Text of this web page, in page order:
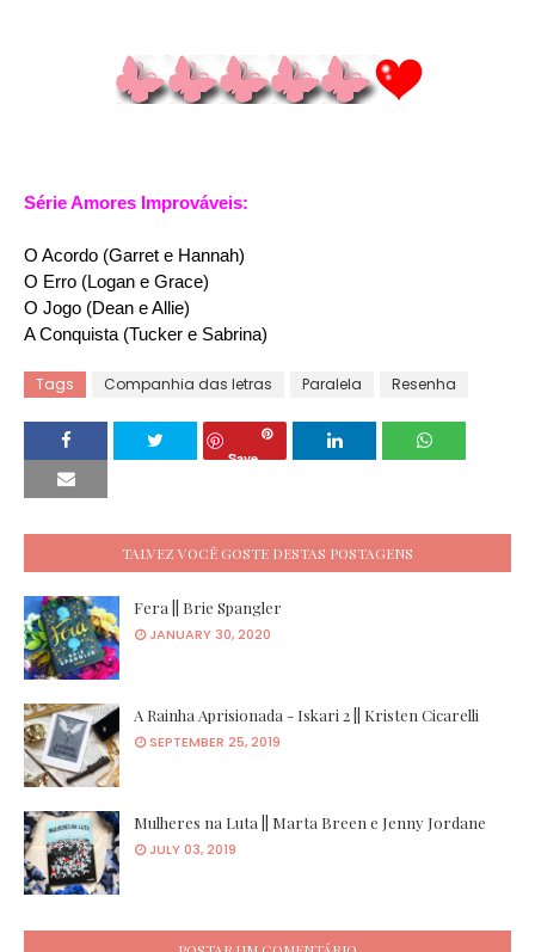
Série Amores Improváveis:
O Acordo (Garret e Hannah)
O Erro (Logan e Grace)
O Jogo (Dean e Allie)
A Conquista (Tucker e Sabrina)
Tags Companhia das letras Paralela Resenha
Save
TALVEZ VOCÊ GOSTE DESTAS POSTAGENS
Fera || Brie Spangler
JANUARY 30, 2020
A Rainha Aprisionada - Iskari 2 || Kristen Cicarelli
SEPTEMBER 25, 2019
Mulheres na Luta || Marta Breen e Jenny Jordane
JULY 03, 2019